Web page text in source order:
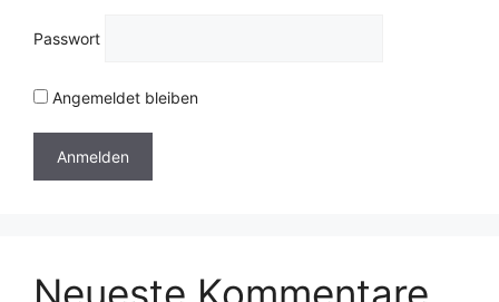
Passwort
Angemeldet bleiben